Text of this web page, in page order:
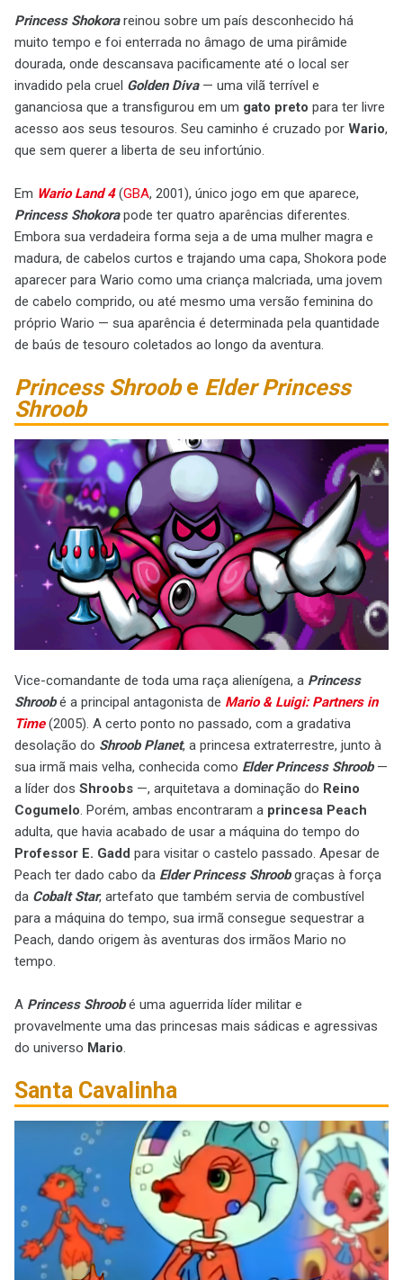
Princess Shokorareinou sobre um país desconhecido há
muito tempo e foi enterrada no âmago de uma pirâmide
dourada, onde descansava pacificamente até o local ser
invadido pela cruel Golden Diva — uma vilã terrível e
gananciosa que a transfigurou em um gato preto para ter livre
acesso aos seus tesouros. Seu caminho é cruzado por Wario,
que sem querer a liberta de seu infortúnio.
Em Wario Land 4(GBA, 2001), único jogo em que aparece,
Princess Shokora pode ter quatro aparências diferentes.
Embora sua verdadeira forma seja a de uma mulher magra e
madura, de cabelos curtos e trajando uma capa, Shokora pode
aparecer para Wario como uma criança malcriada, uma jovem
de cabelo comprido, ou até mesmo uma versão feminina do
próprio Wario — sua aparência é determinada pela quantidade
de baús de tesouro coletados ao longo da aventura.
Princess Shroob e Elder Princess
Shroob
Vice-comandante de toda uma raça alienígena, a Princess
Shroobé a principal antagonista de Mario & Luigi: Partners in
Time(2005). A certo ponto no passado, com a gradativa
desolação do Shroob Planet, a princesa extraterrestre, junto à
sua irmã mais velha, conhecida como Elder Princess Shroob—
a líder dos Shroobs —, arquitetava a dominação do Reino
Cogumelo. Porém, ambas encontraram a princesa Peach
adulta, que havia acabado de usar a máquina do tempo do
Professor E. Gadd para visitar o castelo passado. Apesar de
Peach ter dado cabo da Elder Princess Shroobgraças à força
da Cobalt Star, artefato que também servia de combustível
para a máquina do tempo, sua irmã consegue sequestrar a
Peach, dando origem às aventuras dos irmãos Mario no
tempo.
A Princess Shroobé uma aguerrida líder militar e
provavelmente uma das princesas mais sádicas e agressivas
do universo Mario.
Santa Cavalinha